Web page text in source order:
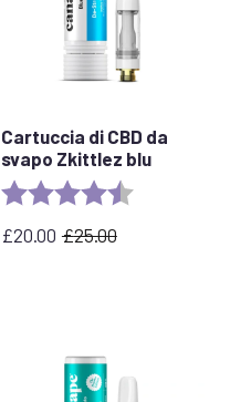
Cartuccia di CBD da
svapo Zkittlez blu
Rating: 4.6 out of 5
£25.00
Il
£20.00
Il